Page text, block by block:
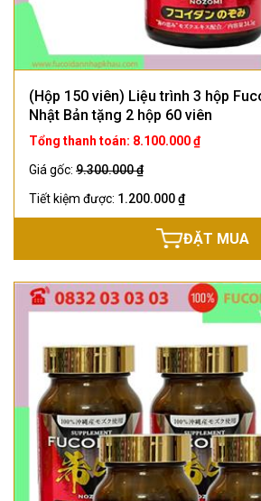
(Hộp 150 viên) Liệu trình 3 hộp
Nhật Bản tặng 2 hộp 60 viên
Tổng thanh toán: 8.100.000 ₫
Giá gốc: 9.300.000 ₫
Tiết kiệm được: 1.200.000 ₫
ĐẶT MUA